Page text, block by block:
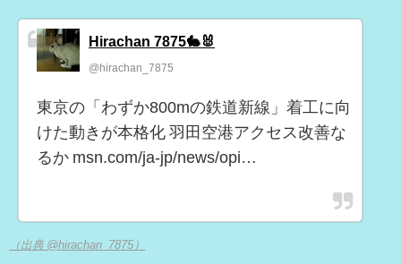
Hirachan 7875🐇🐰
@hirachan_7875
東京の「わずか800mの鉄道新線」着工に向
けた動きが本格化 羽田空港アクセス改善な
るか msn.com/ja-jp/news/opi…
（出典 @hirachan_7875）